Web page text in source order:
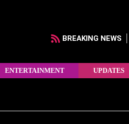
BREAKING NEWS
ENTERTAINMENT UPDATES